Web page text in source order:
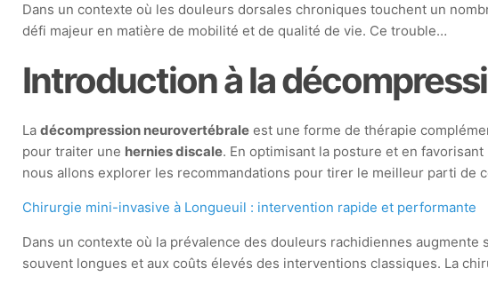
Dans un contexte où les douleurs dorsales chroniques touchent un
défi majeur en matière de mobilité et de qualité de vie. Ce trouble…
Introduction à la
Ladécompression neurovertébrale est une forme de thérapie
pour traiter une hernies discale. En optimisant la posture et en
nous allons explorer les recommandations pour tirer le meilleur parti
Chirurgie mini-invasive à Longueuil : intervention rapide et performante
Dans un contexte où la prévalence des douleurs rachidiennes
souvent longues et aux coûts élevés des interventions classiques. La